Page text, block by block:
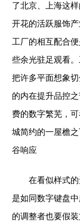
了北京、上海这
开花的活跃服饰
工厂的相互配合
些余光驻足观看
把许多平面想象
的内在提升品控
费的数字繁芜，
城简约的一屋檐
谷响应
在看似样式
是如同数字键盘
的调整者也要假